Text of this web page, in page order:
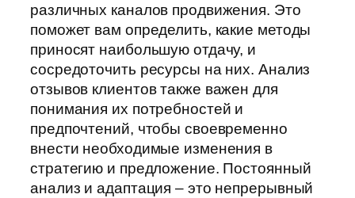
различных каналов продвижения. Это
поможет вам определить, какие методы
приносят наибольшую отдачу, и
сосредоточить ресурсы на них. Анализ
отзывов клиентов также важен для
понимания их потребностей и
предпочтений, чтобы своевременно
внести необходимые изменения в
стратегию и предложение. Постоянный
анализ и адаптация – это непрерывный